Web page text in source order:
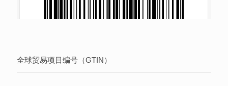
全球贸易项目编号（GTIN）